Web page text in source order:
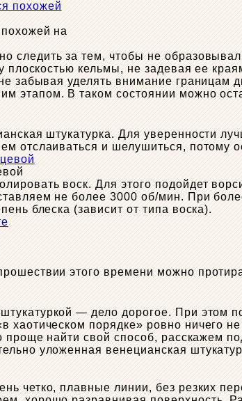
на
следить за тем, чтобы не
плоскостью кельмы, не задевая ее
забывая уделять внимание границам
этапом. В таком состоянии можно
штукатурка. Для уверенности
отслаиваться и шелушиться, потому
воск. Для этого подойдет
не более 3000 об/мин. При
блеска (зависит от типа воска).
этого времени можно
— дело дорогое. При этом
порядке» ровно ничего не
найти свой способ, расскажем
уложенная венецианская
четко, плавные линии, без резких